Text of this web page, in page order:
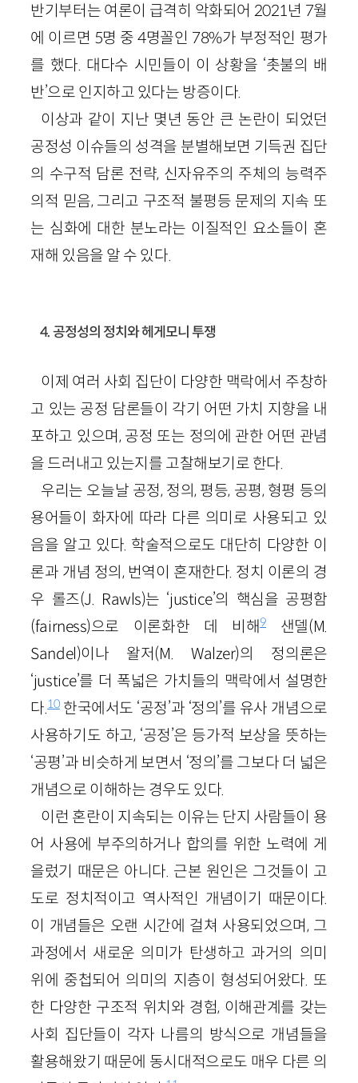
반기부터는 여론이 급격히 악화되어 2021년 7월
에 이르면 5명 중 4명꼴인 78%가 부정적인 평가
를 했다. 대다수 시민들이 이 상황을 ‘촛불의 배
반’으로 인지하고 있다는 방증이다.
이상과 같이 지난 몇년 동안 큰 논란이 되었던
공정성 이슈들의 성격을 분별해보면 기득권 집단
의 수구적 담론 전략, 신자유주의 주체의 능력주
의적 믿음, 그리고 구조적 불평등 문제의 지속 또
는 심화에 대한 분노라는 이질적인 요소들이 혼
재해 있음을 알 수 있다.
4. 공정성의 정치와 헤게모니 투쟁
이제 여러 사회 집단이 다양한 맥락에서 주창하
고 있는 공정 담론들이 각기 어떤 가치 지향을 내
포하고 있으며, 공정 또는 정의에 관한 어떤 관념
을 드러내고 있는지를 고찰해보기로 한다.
우리는 오늘날 공정, 정의, 평등, 공평, 형평 등의
용어들이 화자에 따라 다른 의미로 사용되고 있
음을 알고 있다. 학술적으로도 대단히 다양한 이
론과 개념 정의, 번역이 혼재한다. 정치 이론의 경
우 롤즈(J. Rawls)는 ‘justice’의 핵심을 공평함
(fairness)으로 이론화한 데 비해9
샌델(M.
Sandel)이나 왈저(M. Walzer)의 정의론은
‘justice’를 더 폭넓은 가치들의 맥락에서 설명한
다.10한국에서도 ‘공정’과 ‘정의’를 유사 개념으로
사용하기도 하고, ‘공정’은 등가적 보상을 뜻하는
‘공평’과 비슷하게 보면서 ‘정의’를 그보다 더 넓은
개념으로 이해하는 경우도 있다.
이런 혼란이 지속되는 이유는 단지 사람들이 용
어 사용에 부주의하거나 합의를 위한 노력에 게
을렀기 때문은 아니다. 근본 원인은 그것들이 고
도로 정치적이고 역사적인 개념이기 때문이다.
이 개념들은 오랜 시간에 걸쳐 사용되었으며, 그
과정에서 새로운 의미가 탄생하고 과거의 의미
위에 중첩되어 의미의 지층이 형성되어왔다. 또
한 다양한 구조적 위치와 경험, 이해관계를 갖는
사회 집단들이 각자 나름의 방식으로 개념들을
활용해왔기 때문에 동시대적으로도 매우 다른 의